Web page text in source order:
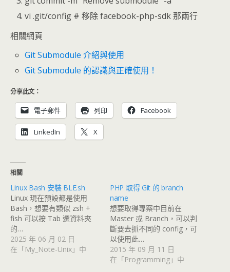
vi .git/config # 移除 facebook-php-sdk 那兩行
相關網頁
Git Submodule 介紹與使用
Git Submodule 的認識與正確使用！
分享此文：
電子郵件 列印 Facebook
LinkedIn X
相關
Linux Bash 安裝 BLE.sh
Linux 現在預設都是使用
Bash，想要有類似 zsh +
fish 可以按 Tab 選資料夾
的…
2025 年 06 月 02 日
在「My_Note-Unix」中
PHP 取得 Git 的 branch
name
想要取得專案中目前在
Master 或 Branch，可以判
斷要去抓不同的 config，可
以使用此…
2015 年 09 月 11 日
在「Programming」中